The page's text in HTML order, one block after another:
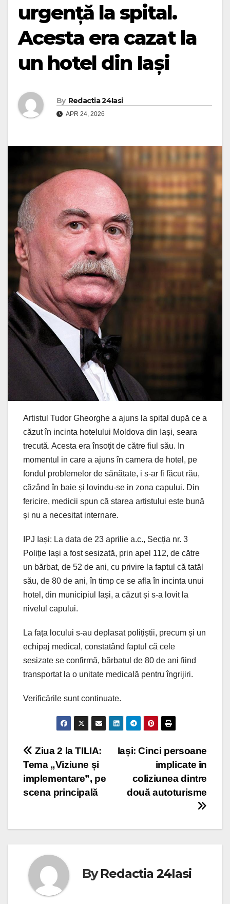
urgență la spital.
Acesta era cazat la
un hotel din Iași
By Redactia 24Iasi
APR 24, 2026
Artistul Tudor Gheorghe a ajuns la spital după ce a
căzut în incinta hotelului Moldova din Iași, seara
trecută. Acesta era însoțit de către fiul său. In
momentul in care a ajuns în camera de hotel, pe
fondul problemelor de sănătate, i s-ar fi făcut rău,
căzând în baie și lovindu-se in zona capului. Din
fericire, medicii spun că starea artistului este bună
și nu a necesitat internare.
IPJ Iași: La data de 23 aprilie a.c., Secția nr. 3
Poliție Iași a fost sesizată, prin apel 112, de către
un bărbat, de 52 de ani, cu privire la faptul că tatăl
său, de 80 de ani, în timp ce se afla în incinta unui
hotel, din municipiul Iași, a căzut și s-a lovit la
nivelul capului.
La fața locului s-au deplasat polițiștii, precum și un
echipaj medical, constatând faptul că cele
sesizate se confirmă, bărbatul de 80 de ani fiind
transportat la o unitate medicală pentru îngrijiri.
Verificările sunt continuate.
Post
navigation
Iași: Cinci persoane
implicate în
coliziunea dintre
două autoturisme
Ziua 2 la TILIA:
Tema „Viziune și
implementare”, pe
scena principală
ByRedactia 24Iasi